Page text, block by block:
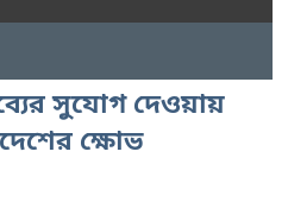
সুযোগ দেওয়ায়
ক্ষোভ